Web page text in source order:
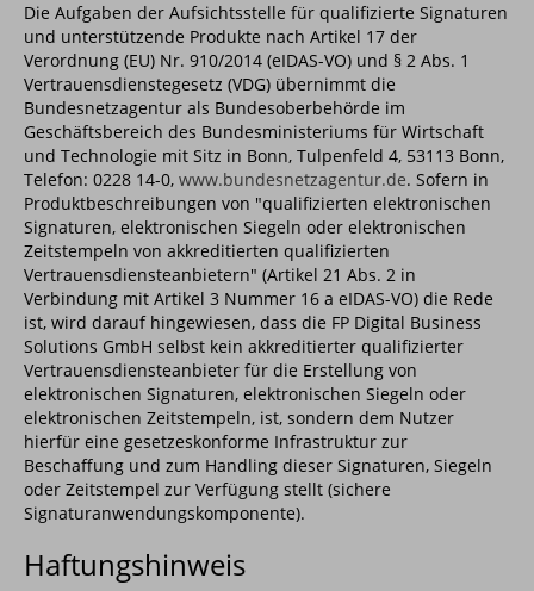
Die Aufgaben der Aufsichtsstelle für qualifizierte Signaturen
und unterstützende Produkte nach Artikel 17 der
Verordnung (EU) Nr. 910/2014 (eIDAS-VO) und § 2 Abs. 1
Vertrauensdienstegesetz (VDG) übernimmt die
Bundesnetzagentur als Bundesoberbehörde im
Geschäftsbereich des Bundesministeriums für Wirtschaft
und Technologie mit Sitz in Bonn, Tulpenfeld 4, 53113 Bonn,
Telefon: 0228 14-0, www.bundesnetzagentur.de. Sofern in
Produktbeschreibungen von "qualifizierten elektronischen
Signaturen, elektronischen Siegeln oder elektronischen
Zeitstempeln von akkreditierten qualifizierten
Vertrauensdiensteanbietern" (Artikel 21 Abs. 2 in
Verbindung mit Artikel 3 Nummer 16 a eIDAS-VO) die Rede
ist, wird darauf hingewiesen, dass die FP Digital Business
Solutions GmbH selbst kein akkreditierter qualifizierter
Vertrauensdiensteanbieter für die Erstellung von
elektronischen Signaturen, elektronischen Siegeln oder
elektronischen Zeitstempeln, ist, sondern dem Nutzer
hierfür eine gesetzeskonforme Infrastruktur zur
Beschaffung und zum Handling dieser Signaturen, Siegeln
oder Zeitstempel zur Verfügung stellt (sichere
Signaturanwendungskomponente).
Haftungshinweis